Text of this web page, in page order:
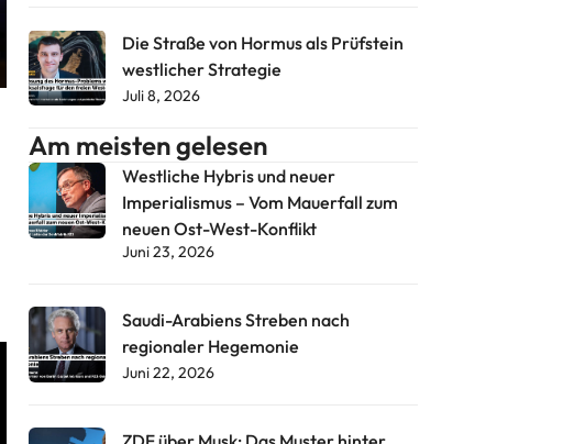
Die Straße von Hormus als Prüfstein
westlicher Strategie
Juli 8, 2026
Am meisten gelesen
Westliche Hybris und neuer
Imperialismus – Vom Mauerfall zum
neuen Ost-West-Konflikt
Juni 23, 2026
Saudi-Arabiens Streben nach
regionaler Hegemonie
Juni 22, 2026